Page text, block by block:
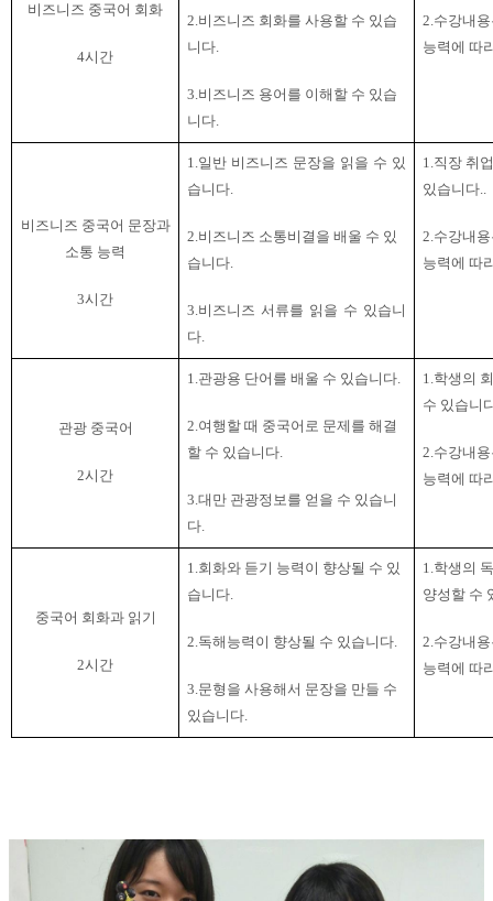
비즈니즈 중국어 회화
4시간
2.비즈니즈 회화를 사용할 수 있습
니다.
3. 비즈니즈 용어를 이해할 수 있습
니다
2.수강내
능력에 따
비즈니즈 중국어 문장과
소통 능력
3시간
1.일반 비즈니즈 문장을 읽을 수 있
습니다.
2.비즈니즈 소통비결을 배울 수 있
습니다.
3. 비즈니즈 서류를 읽을 수 있습니
다
1.직장 취
있습니다..
2.수강내
능력에 따
관광 중국어
2시간
1.관광용 단어를 배울 수 있습니다.
2.여행할 때 중국어로 문제를 해결
할 수 있습니다.
3.대만 관광정보를 얻을 수 있습니
다
1.학생의
수 있습니
2.수강내
능력에 따
중국어 회화과 읽기
2시간
1.회화와 듣기 능력이 향상될 수 있
습니다.
2.독해능력이 향상될 수 있습니다.
3. 문형을 사용해서 문장을 만들 수
있습니다
1.학생의
양성할 수
2.수강내
능력에 따